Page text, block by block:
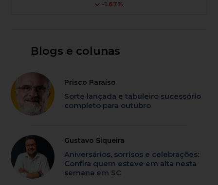
-1.67%
Blogs e colunas
Prisco Paraíso
Sorte lançada e tabuleiro sucessório
completo para outubro
Gustavo Siqueira
Aniversários, sorrisos e celebrações:
Confira quem esteve em alta nesta
semana em SC